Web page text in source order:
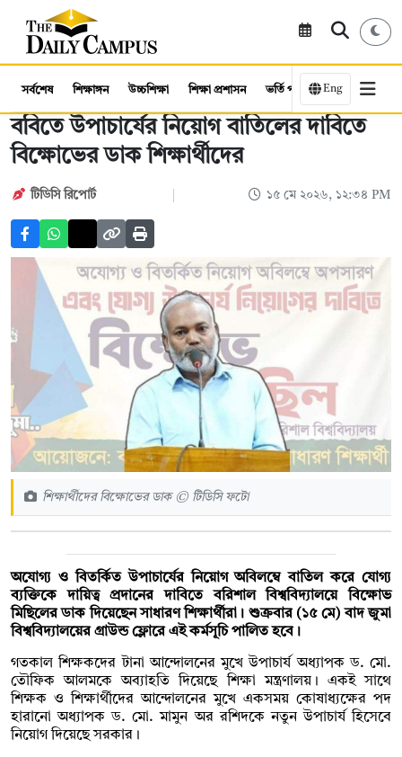
সর্বশেষ শিক্ষাঙ্গন উচ্চশিক্ষা শিক্ষা প্রশাসন ভর্তি পরীক্ষা কর্মসংস্থান
Eng
ববিতে উপাচার্যের নিয়োগ বাতিলের দাবিতে
বিক্ষোভের ডাক শিক্ষার্থীদের
টিডিসি রিপোর্ট ১৫ মে ২০২৬, ১২:৩৪ PM
শিক্ষার্থীদের বিক্ষোভের ডাক © টিডিসি ফটো
অযোগ্য ও বিতর্কিত উপাচার্যের নিয়োগ অবিলম্বে বাতিল করে যোগ্য
ব্যক্তিকে দায়িত্ব প্রদানের দাবিতে বরিশাল বিশ্ববিদ্যালয়ে বিক্ষোভ
মিছিলের ডাক দিয়েছেন সাধারণ শিক্ষার্থীরা। শুক্রবার (১৫ মে) বাদ জুমা
বিশ্ববিদ্যালয়ের গ্রাউন্ড ফ্লোরে এই কর্মসূচি পালিত হবে।
গতকাল শিক্ষকদের টানা আন্দোলনের মুখে উপাচার্য অধ্যাপক ড. মো.
তৌফিক আলমকে অব্যাহতি দিয়েছে শিক্ষা মন্ত্রণালয়। একই সাথে
শিক্ষক ও শিক্ষার্থীদের আন্দোলনের মুখে একসময় কোষাধ্যক্ষের পদ
হারানো অধ্যাপক ড. মো. মামুন অর রশিদকে নতুন উপাচার্য হিসেবে
নিয়োগ দিয়েছে সরকার।